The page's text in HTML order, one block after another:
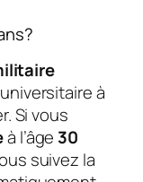
à
Si vous
à l’âge 30
suivez la